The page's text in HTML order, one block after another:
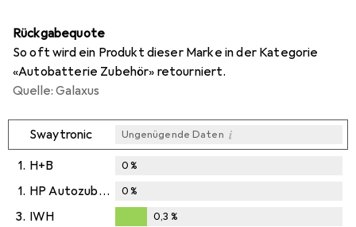
Rückgabequote
So oft wird ein Produkt dieser Marke in der Kategorie
«Autobatterie Zubehör» retourniert.
Quelle: Galaxus
Swaytronic Ungenügende Daten i
1. H+B 0%
1. HP Autozubehör 0%
3. IWH 0,3 %